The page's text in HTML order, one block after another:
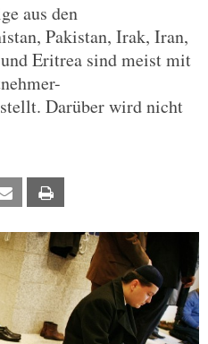
aus den
Pakistan, Irak, Iran,
Eritrea sind meist mit
Darüber wird nicht
Email